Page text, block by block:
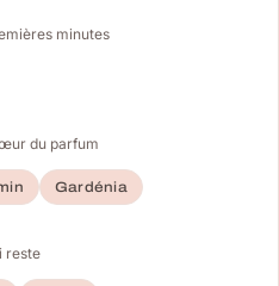
minutes
du parfum
Gardénia
reste